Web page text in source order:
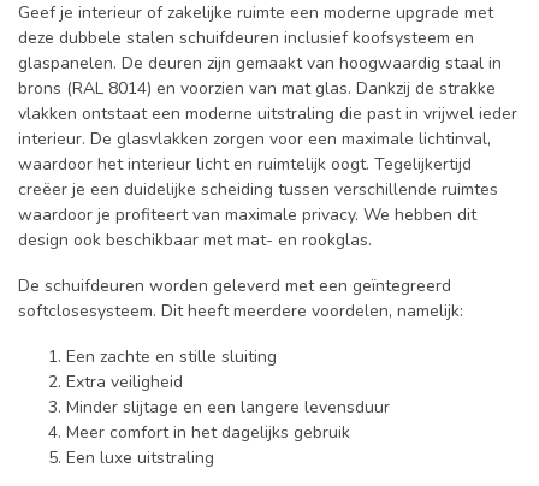
Geef je interieur of zakelijke ruimte een moderne upgrade met
deze dubbele stalen schuifdeuren inclusief koofsysteem en
glaspanelen. De deuren zijn gemaakt van hoogwaardig staal in
brons (RAL 8014) en voorzien van matglas. Dankzij de strakke
vlakken ontstaat een moderne uitstraling die past in vrijwel ieder
interieur. De glasvlakken zorgen voor een maximale lichtinval,
waardoor het interieur licht en ruimtelijk oogt. Tegelijkertijd
creëer je een duidelijke scheiding tussen verschillende ruimtes
waardoor je profiteert van maximale privacy. We hebben dit
design ook beschikbaar met mat- en rookglas.
De schuifdeuren worden geleverd met een geïntegreerd
softclosesysteem. Dit heeft meerdere voordelen, namelijk:
Een zachte en stille sluiting
Extra veiligheid
Minder slijtage en een langere levensduur
Meer comfort in het dagelijks gebruik
Een luxe uitstraling